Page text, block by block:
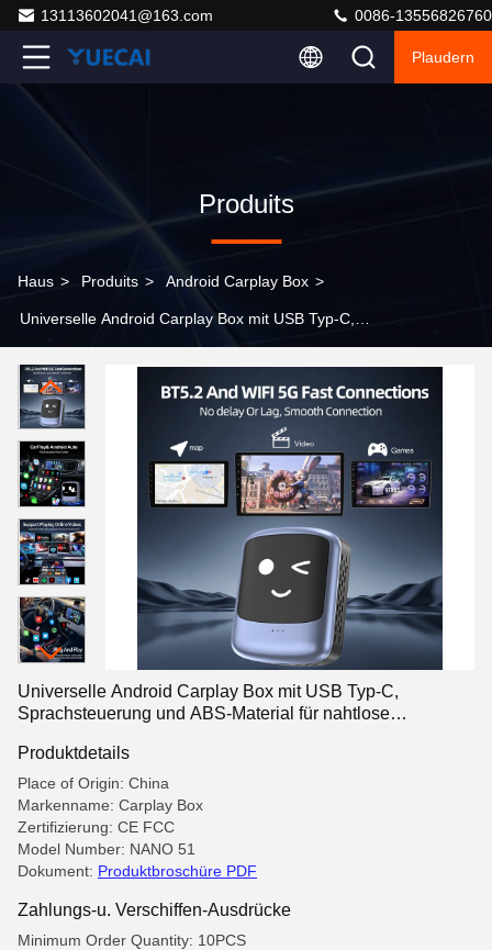
13113602041@163.com 0086-13556826760
Plaudern
Produits
Haus > Produits > Android Carplay Box >
Universelle Android Carplay Box mit USB Typ-C,
Konnektivität
Universelle Android Carplay Box mit USB Typ-C,
Sprachsteuerung und ABS-Material für nahtlose
Produktdetails
Place of Origin: China
Markenname: Carplay Box
Zertifizierung: CE FCC
Model Number: NANO 51
Dokument: Produktbroschüre PDF
Zahlungs-u. Verschiffen-Ausdrücke
Minimum Order Quantity: 10PCS